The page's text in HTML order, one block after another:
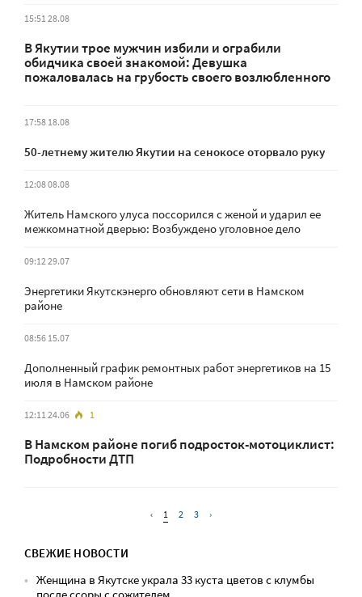
15:51 28.08
В Якутии трое мужчин избили и ограбили
обидчика своей знакомой: Девушка
пожаловалась на грубость своего возлюбленного
17:58 18.08
50-летнему жителю Якутии на сенокосе оторвало руку
12:08 08.08
Житель Намского улуса поссорился с женой и ударил ее
межкомнатной дверью: Возбуждено уголовное дело
09:12 29.07
Энергетики Якутскэнерго обновляют сети в Намском
районе
08:56 15.07
Дополненный график ремонтных работ энергетиков на 15
июля в Намском районе
12:11 24.06 1
В Намском районе погиб подросток-мотоциклист:
Подробности ДТП
‹ 1 2 3 ›
СВЕЖИЕ НОВОСТИ
Женщина в Якутске украла 33 куста цветов с клумбы